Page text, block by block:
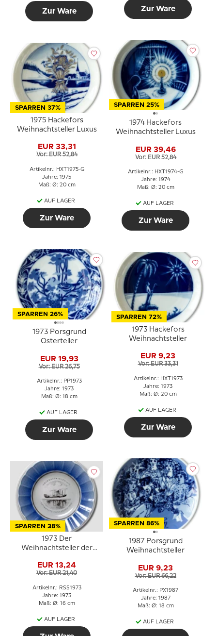
Zur Ware Zur Ware
SPARREN 37%
1975 Hackefors
Weihnachtsteller Luxus
EUR 33,31
Vor: EUR 52,84
Artikelnr.: HXT1975-G
Jahre: 1975
Maß: Ø: 20 cm
AUF LAGER
Zur Ware
SPARREN 25%
1974 Hackefors
Weihnachtsteller Luxus
EUR 39,46
Vor: EUR 52,84
Artikelnr.: HXT1974-G
Jahre: 1974
Maß: Ø: 20 cm
AUF LAGER
Zur Ware
SPARREN 26%
1973 Porsgrund
Osterteller
EUR 19,93
Vor: EUR 26,75
Artikelnr.: PP1973
Jahre: 1973
Maß: Ø: 18 cm
AUF LAGER
Zur Ware
SPARREN 72%
1973 Hackefors
Weihnachtsteller
EUR 9,23
Vor: EUR 33,31
Artikelnr.: HXT1973
Jahre: 1973
Maß: Ø: 20 cm
AUF LAGER
Zur Ware
SPARREN 38%
1973 Der
Weihnachtsteller der
Copenhagen
EUR 13,24
Vor: EUR 21,40
Artikelnr.: RSS1973
Jahre: 1973
Maß: Ø: 16 cm
AUF LAGER
SPARREN 86%
1987 Porsgrund
Weihnachtsteller
EUR 9,23
Vor: EUR 66,22
Artikelnr.: PX1987
Jahre: 1987
Maß: Ø: 18 cm
AUF LAGER